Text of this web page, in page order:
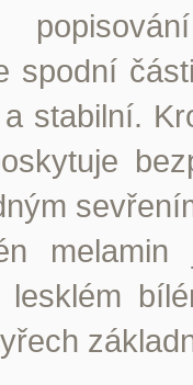
spodní
stabilní.